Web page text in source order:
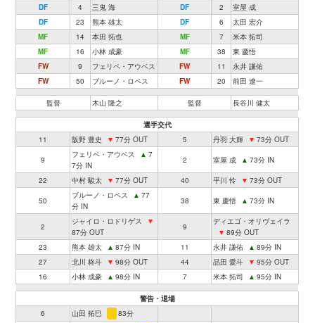
DF
4 三鬼 海 DF 2
室屋 成
DF
23 熊本 雄太 DF 6
太田 宏介
MF
14 本田 拓也 MF 7
米本 拓司
MF
16 小林 成豪 MF 38
東 慶悟
FW
9 フェリペ・アウベス FW 11
永井 謙佑
FW
50 ブルーノ・ロペス FW 20 前田 遼一
監督 木山 隆之 監督 長谷川 健太
選手交代
11
阪野 豊史 ▼ 77分 OUT 5 丹羽 大輝 ▼ 73分 OUT
9
フェリペ・アウベス ▲ 7
7分 IN
2 室屋 成 ▲ 73分 IN
22 中村 駿太 ▼ 77分 OUT 40 平川 怜 ▼ 73分 OUT
50
ブルーノ・ロペス ▲ 77
分 IN
38 東 慶悟 ▲ 73分 IN
2
ジャイロ・ロドリゲス
▼
87分 OUT
9
ディエゴ・オリヴェイラ
▼ 89分 OUT
23
熊本 雄太 ▲ 87分 IN 11 永井 謙佑 ▲ 89分 IN
27
北川 柊斗 ▼ 98分 OUT 44 品田 愛斗 ▼ 95分 OUT
16
小林 成豪 ▲ 98分 IN 7 米本 拓司 ▲ 95分 IN
警告・退場
6
山田 拓巳 83分